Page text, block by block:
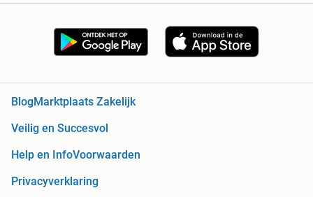
BlogMarktplaats Zakelijk
Veilig en Succesvol
Help en InfoVoorwaarden
Privacyverklaring